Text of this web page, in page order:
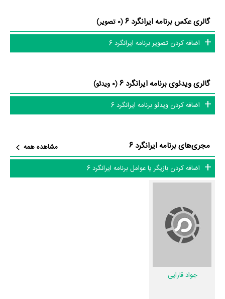
در خلاصه داستانی که یا از سوی تیم رسانه‌ای اثر و یا توسط دیگر رسانه‌ها درباره
داستان ایرانگرد 6 منتشر شده است، می‌خوانیم: «در این برنامه جاذبه های
به آنها سر خواهد زد؛ ظرفیت های سرمایه گذاری، مفاخر و مشاهیر از جمله
موضوعاتی هستند که در ایرانگرد۶ به آنها پرداخته خواهد شد.»
در مجموع بیش از 2 نفر در تولید برنامه ایرانگرد 6 نقش داشته‌اند و هر یک از
آنها درمنظومیک صفحه اختصاصی دارند.
به این حد قانع نیستیم؛ باید به‌کمک علاقمندان فیلم، سریال و تئاتر، این
گالری عکس برنامه ایرانگرد 6
(0 تصویر)
اضافه کردن تصویر برنامه ایرانگرد 6
گالری ویدئوی برنامه ایرانگرد 6
(0 ویدئو)
اضافه کردن ویدئو برنامه ایرانگرد 6
مجری‌های برنامه ایرانگرد 6
مشاهده همه
اضافه کردن بازیگر یا عوامل برنامه ایرانگرد 6
جواد قارایی